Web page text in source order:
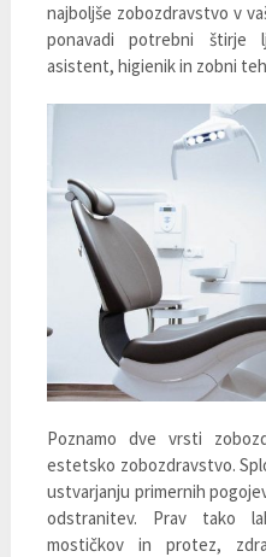
najboljše zobozdravstvo v
ponavadi potrebni štirje
asistent, higienik in zobni
Poznamo dve vrsti
estetsko zobozdravstvo.
ustvarjanju primernih
odstranitev. Prav tako
mostičkov in protez,